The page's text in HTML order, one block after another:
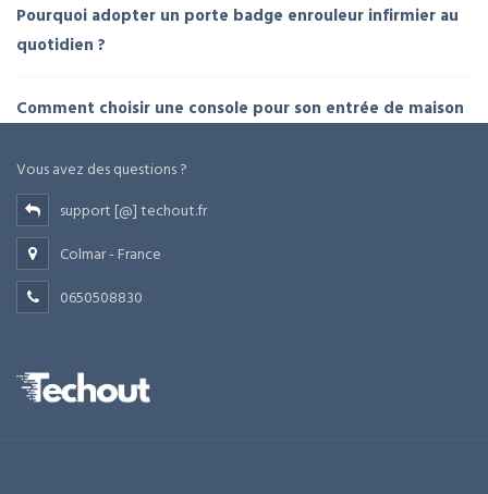
Pourquoi adopter un porte badge enrouleur infirmier au
quotidien ?
Comment choisir une console pour son entrée de maison
Vous avez des questions ?
support [@] techout.fr
Colmar - France
0650508830